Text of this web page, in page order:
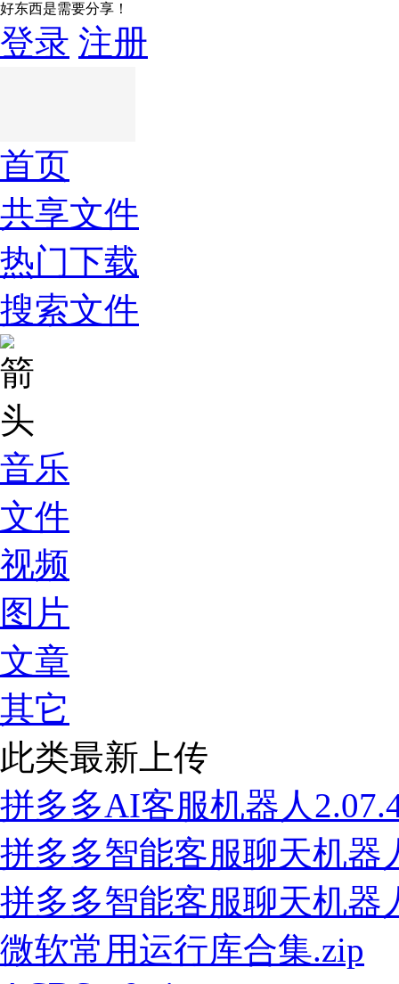
好东西是需要分享！
登录 注册
首页
共享文件
热门下载
搜索文件
音乐
文件
视频
图片
文章
其它
此类最新上传
拼多多AI客服机器人
拼多多智能客服聊天机器
拼多多智能客服聊天机器
微软常用运行库合集.zip